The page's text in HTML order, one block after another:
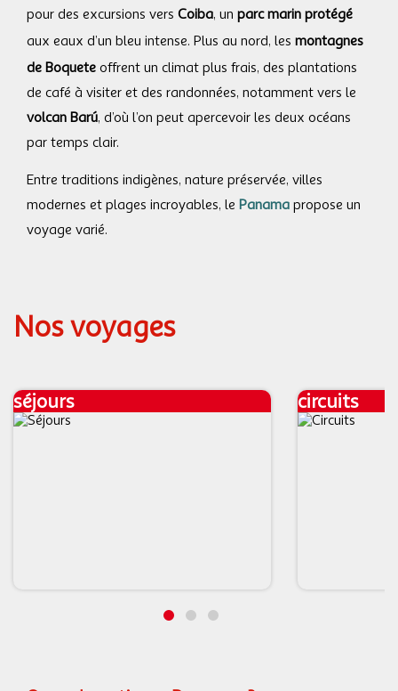
pour des excursions vers Coiba, un parc marin protégé
aux eaux d’un bleu intense. Plus au nord, les montagnes
de Boquete offrent un climat plus frais, des plantations
de café à visiter et des randonnées, notamment vers le
volcan Barú, d’où l’on peut apercevoir les deux océans
par temps clair.
Entre traditions indigènes, nature préservée, villes
modernes et plages incroyables, le Panama propose un
voyage varié.
Nos voyages
séjours circuits